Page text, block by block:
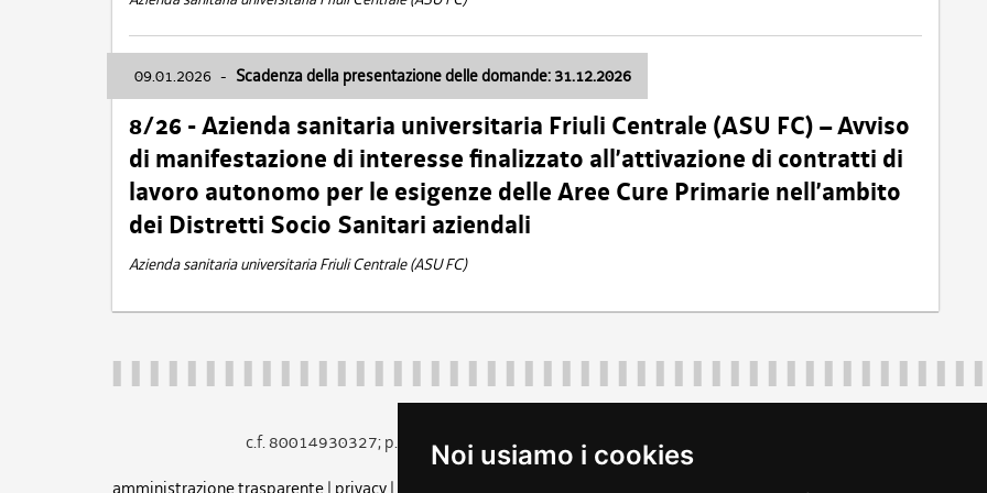
Noi usiamo i cookies
09.01.2026 - Scadenza della presentazione delle domande: 31.12.2026
8/26 - Azienda sanitaria universitaria Friuli Centrale (ASU FC) – Avviso
di manifestazione di interesse finalizzato all’attivazione di contratti di
lavoro autonomo per le esigenze delle Aree Cure Primarie nell’ambito
dei Distretti Socio Sanitari aziendali
Azienda sanitaria universitaria Friuli Centrale (ASU FC)
c.f. 80014930327; p.iva 00526040324
piazza Unità d'Italia 1 Trieste
amministrazione trasparente| privacy| dichiarazione di accessibilità